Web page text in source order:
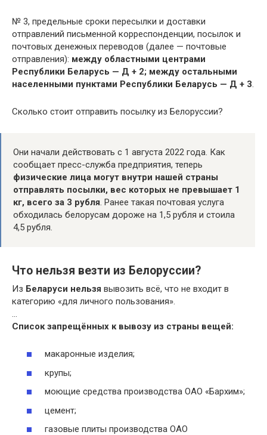
№ 3, предельные сроки пересылки и доставки
отправлений письменной корреспонденции, посылок и
почтовых денежных переводов (далее — почтовые
отправления): между областными центрами
Республики Беларусь — Д + 2; между остальными
населенными пунктами Республики Беларусь — Д + 3
Сколько стоит отправить посылку из Белоруссии?
Они начали действовать с 1 августа 2022 года. Как
сообщает пресс-служба предприятия, теперь
физические лица могут внутри нашей страны
отправлять посылки, вес которых не превышает 1
кг, всего за 3 рубля . Ранее такая почтовая услуга
обходилась белорусам дороже на 1,5 рубля и стоила
4,5 рубля.
Что нельзя везти из Белоруссии?
Из Беларуси нельзя вывозить всё, что не входит в
категорию «для личного пользования».
Список запрещённых к вывозу из страны вещей:
макаронные изделия;
крупы;
моющие средства производства ОАО «Бархим»;
цемент;
газовые плиты производства ОАО